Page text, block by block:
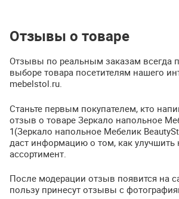
Отзывы о товаре
Отзывы по реальным заказам всегда
выборе товара посетителям нашего
mebelstol.ru.
Станьте первым покупателем, кто
отзыв о товаре Зеркало напольное
1(Зеркало напольное Мебелик
даст информацию о том, как улучшить
ассортимент.
После модерации отзыв появится на
пользу принесут отзывы с